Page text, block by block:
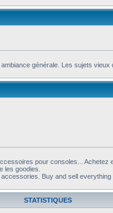
générale. Les sujets vieux
pour consoles... Achetez
les goodies.
Buy and sell
STATISTIQUES